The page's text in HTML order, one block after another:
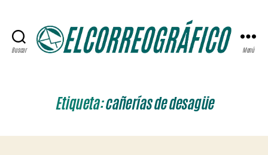
Buscar Menú
Etiqueta:cañerías de desagüe